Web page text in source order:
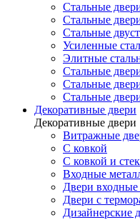
Стальные
Стальные
Стальные
Усиленные
Элитные
Стальные
Стальные
Стальные
Декоративные двери
Декоративные двери
Витражные
С ковкой
С ковкой и
Входные
Двери входные
Двери с
Дизайнерские